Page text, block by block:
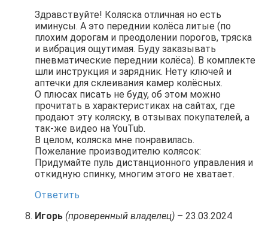
Здравствуйте! Коляска отличная но есть
иминусы. А это переднии колёса литые (по
плохим дорогам и преодолении порогов, тряска
и вибрация ощутимая. Буду заказывать
пневматические переднии колёса). В комплекте
шли инструкция и зарядник. Нету ключей и
аптечки для склеивания камер колёсных.
О плюсах писать не буду, об этом можно
прочитать в характеристиках на сайтах, где
продают эту коляску, в отзывах покупателей, а
так-же видео на YouTub.
В целом, коляска мне понравилась.
Пожелание производителю колясок:
Придумайте пуль дистанционного управления и
откидную спинку, многим этого не хватает.
Ответить
Игорь (проверенный владелец) – 23.03.2024